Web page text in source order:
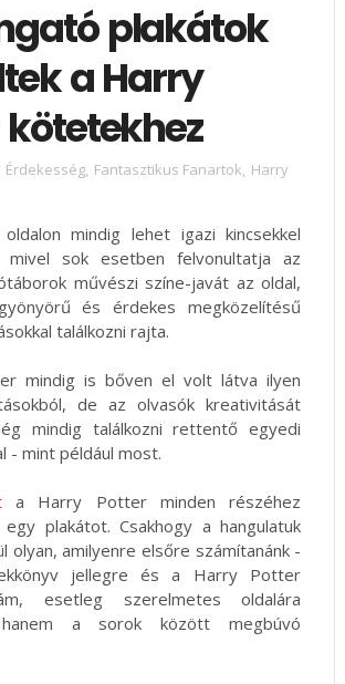
plakátok
a Harry
Érdekesség, Fantasztikus Fanartok, Harry
mindig lehet igazi kincsekkel
mivel sok esetben felvonultatja az
művészi színe-javát az oldal,
és érdekes megközelítésű
találkozni rajta.
mindig is bőven el volt látva ilyen
de az olvasók kreativitását
mindig találkozni rettentő egyedi
- mint például most.
a Harry Potter minden részéhez
plakátot. Csakhogy a hangulatuk
olyan, amilyenre elsőre számítanánk -
jellegre és a Harry Potter
esetleg szerelmetes oldalára
hanem a sorok között megbúvó